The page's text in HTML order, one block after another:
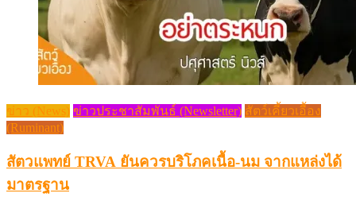
ข่าว (News) ข่าวประชาสัมพันธ์ (Newsletter) สัตว์เคี้ยวเอื้อง
(Ruminant)
สัตวแพทย์ TRVA ยันควรบริโภคเนื้อ-นม จากแหล่งได้
มาตรฐาน